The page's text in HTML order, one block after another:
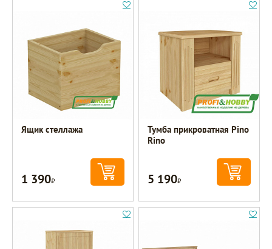
Ящик стеллажа
1 390Р
Тумба прикроватная Pino
Rino
5 190Р